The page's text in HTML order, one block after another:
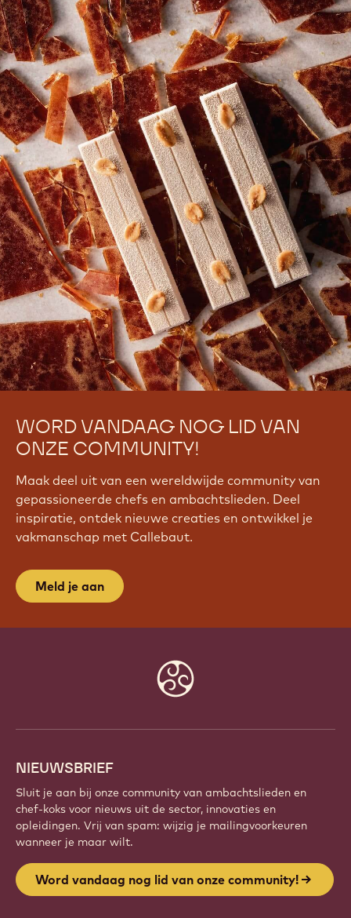
WORD VANDAAG NOG LID VAN
ONZE COMMUNITY!
Maak deel uit van een wereldwijde community van
gepassioneerde chefs en ambachtslieden. Deel
inspiratie, ontdek nieuwe creaties en ontwikkel je
vakmanschap met Callebaut.
Meld je aan
NIEUWSBRIEF
Sluit je aan bij onze community van ambachtslieden en
chef-koks voor nieuws uit de sector, innovaties en
opleidingen. Vrij van spam: wijzig je mailingvoorkeuren
wanneer je maar wilt.
Word vandaag nog lid van onze community!